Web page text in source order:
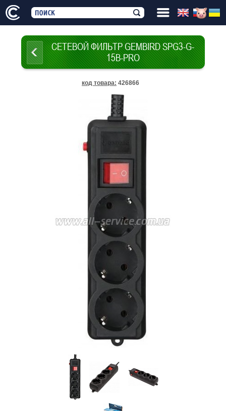
СЕТЕВОЙ ФИЛЬТР GEMBIRD SPG3-G-
15B-PRO
код товара: 426866